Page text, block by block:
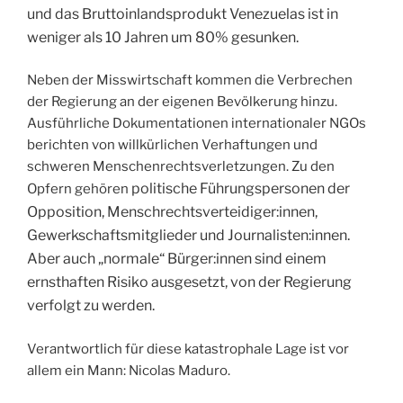
und das Bruttoinlandsprodukt Venezuelas ist in
weniger als 10 Jahren um 80% gesunken.
Neben der Misswirtschaft kommen die Verbrechen
der Regierung an der eigenen Bevölkerung hinzu.
Ausführliche Dokumentationen internationaler NGOs
berichten von willkürlichen Verhaftungen und
schweren Menschenrechtsverletzungen. Zu den
Opfern gehören politische Führungspersonen der
Opposition, Menschrechtsverteidiger:innen,
Gewerkschaftsmitglieder und Journalisten:innen.
Aberauch „normale“ Bürger:innensind einem
ernsthaften Risiko ausgesetzt, von der Regierung
verfolgtzu werden.
Verantwortlich für diese katastrophale Lage ist vor
allem ein Mann: Nicolas Maduro.